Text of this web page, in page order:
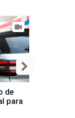
de
para